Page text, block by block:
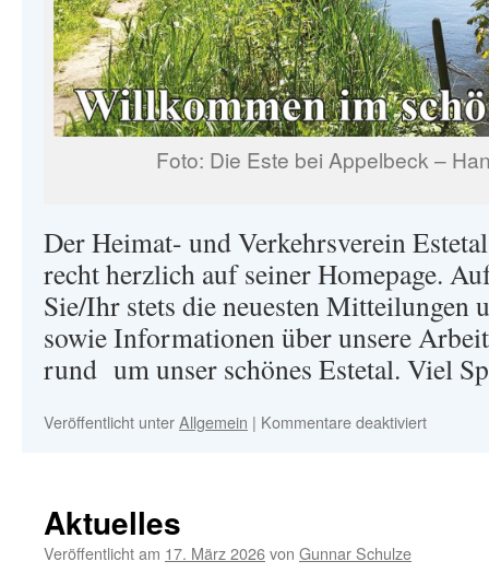
Foto: Die Este bei Appelbeck –
Der Heimat- und Verkehrsverein
recht herzlich auf seiner Homepage.
Sie/Ihr stets die neuesten Mitteilungen
sowie Informationen über unsere
rund um unser schönes Estetal. Viel
Veröffentlicht unterAllgemein | Kommentare deaktiviertfür
Aktuelles
Veröffentlicht am 17. März 2026von Gunnar Schulze